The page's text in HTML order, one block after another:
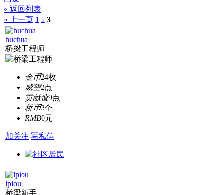
« 返回列表
« 上一页 1 2 3
huchua
桥梁工程师
金币24枚
威望2点
贡献值9点
桥币3个
RMB0元
加关注 写私信
lpiou
桥梁新手